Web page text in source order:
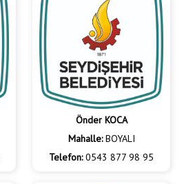
Önder KOCA
Mahalle:BOYALI
Telefon:0543 877 98 95